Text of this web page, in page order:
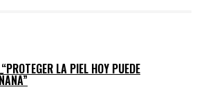
LA PIEL HOY PUEDE